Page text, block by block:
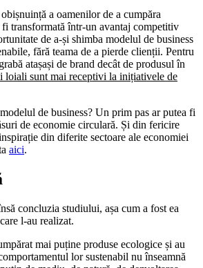
a oamenilor de a cumpăra
transformată într-un avantaj competitiv
de a-și shimba modelul de business
fără teama de a pierde clienții. Pentru
atașași de brand decât de produsul în
loiali sunt mai receptivi la inițiativele de
de business? Un prim pas ar putea fi
de economie circulară. Și din fericire
din diferite sectoare ale economiei
aici.
concluzia studiului, așa cum a fost ea
l-au realizat.
mai puține produse ecologice și au
lor sustenabil nu înseamnă